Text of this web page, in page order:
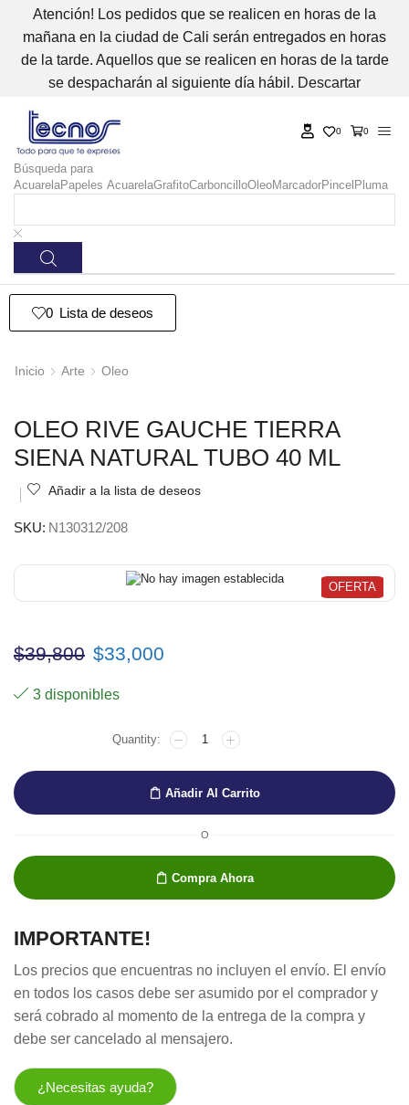
Atención! Los pedidos que se realicen en horas de la
mañana en la ciudad de Cali serán entregados en horas
de la tarde. Aquellos que se realicen en horas de la tarde
se despacharán al siguiente día hábil. Descartar
Búsqueda para
AcuarelaPapeles AcuarelaGrafitoCarboncilloOleoMarcadorPincel Pluma
0 0
0 Lista de deseos
Inicio Arte Oleo
OLEO RIVE GAUCHE TIERRA
SIENA NATURAL TUBO 40 ML
Añadir a la lista de deseos
SKU: N130312/208
OFERTA
$39,800 $33,000
3 disponibles
Añadir Al Carrito
O
Compra Ahora
IMPORTANTE!
Los precios que encuentras no incluyen el envío. El envío
en todos los casos debe ser asumido por el comprador y
será cobrado al momento de la entrega de la compra y
debe ser cancelado al mensajero.
¿Necesitas ayuda?